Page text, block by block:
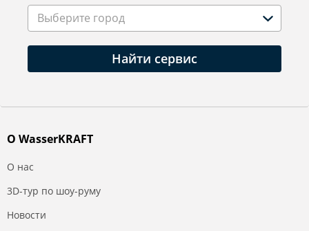
Выберите город
Найти сервис
О WasserKRAFT
О нас
3D-тур по шоу-руму
Новости